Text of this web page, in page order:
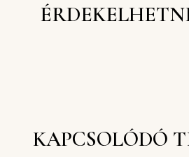
KAPCSOLÓDÓ